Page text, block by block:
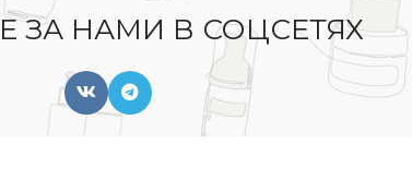
ЗА НАМИ В СОЦСЕТЯХ